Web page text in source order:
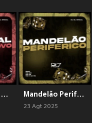
25 é Natal 31 é Ano Novo (Explicit) Mandelão Periférico (Explicit)
23 Agt 2025